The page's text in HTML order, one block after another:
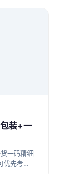
装+一
一码精细
优先考